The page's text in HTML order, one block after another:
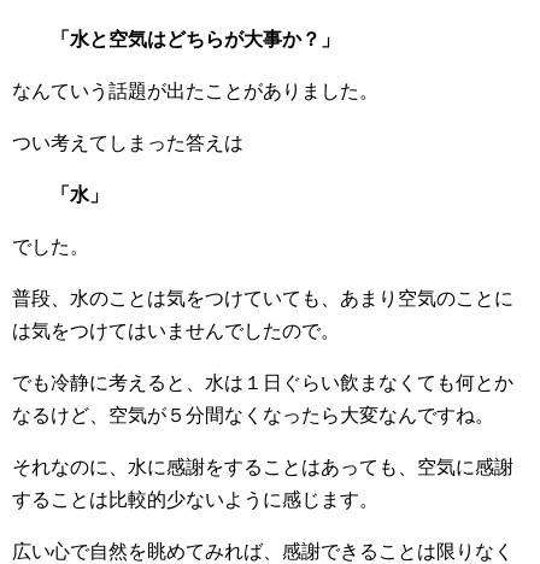
「水と空気はどちらが大事か？」
なんていう話題が出たことがありました。
つい考えてしまった答えは
「水」
でした。
普段、水のことは気をつけていても、あまり空気のことに
は気をつけてはいませんでしたので。
でも冷静に考えると、水は１日ぐらい飲まなくても何とか
なるけど、空気が５分間なくなったら大変なんですね。
それなのに、水に感謝をすることはあっても、空気に感謝
することは比較的少ないように感じます。
広い心で自然を眺めてみれば、感謝できることは限りなく